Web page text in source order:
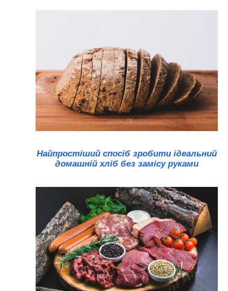
Найпростіший спосіб зробити ідеальний
домашній хліб без замісу руками